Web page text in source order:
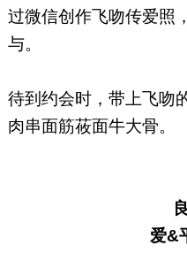
过微信创作飞吻传爱照
与。
待到约会时，带上飞吻
肉串面筋莜面牛大骨。
爱&